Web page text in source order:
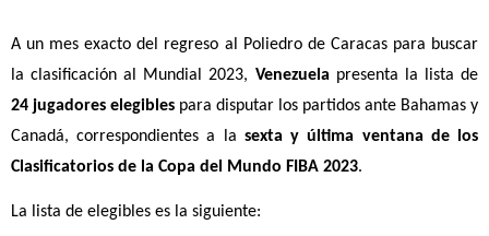
A un mes exacto del regreso al Poliedro de Caracas para buscar
la clasificación al Mundial 2023, Venezuela presenta la lista de
24 jugadores elegibles para disputar los partidos ante Bahamas y
Canadá, correspondientes a la sexta y última ventana de los
Clasificatorios de la Copa del Mundo FIBA 2023.
La lista de elegibles es la siguiente: